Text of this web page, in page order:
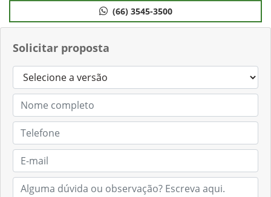
Solicitar proposta
(66) 3545-3500